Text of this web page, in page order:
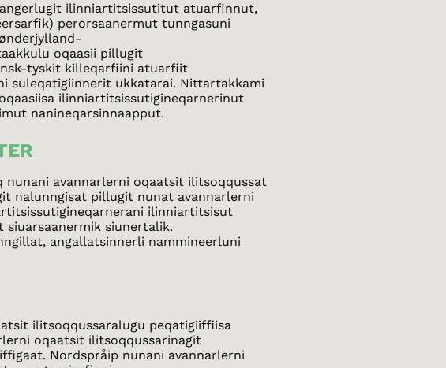
ilinniartitsissutitut atuarfinnut,
perorsaanermut tunngasuni
oqaasii pillugit
tyskit killeqarfiini atuarfiit
suleqatigiinnerit ukkatarai. Nittartakkami
ilinniartitsissutigineqarnerinut
nanineqarsinnaapput.
avannarlerni oqaatsit ilitsoqqussat
nalunngisat pillugit nunat avannarlerni
ilinniartitsisut
siunertalik.
angallatsinnerli nammineerluni
ilitsoqqussaralugu peqatigiiffiisa
oqaatsit ilitsoqqussarinagit
Nordspråip nunani avannarlerni